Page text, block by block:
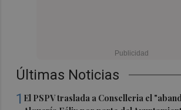
Últimas Noticias
1 El PSPV traslada a Conselleria el